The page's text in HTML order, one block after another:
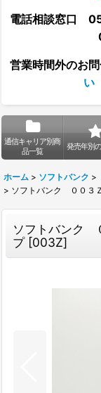
電話相談窓口
営業時間外のお
い
通信キャリア別商
品一覧
発売年別
ホーム > ソフトバンク >
> ソフトバンク ００３
ソフトバンク
プ [003Z]